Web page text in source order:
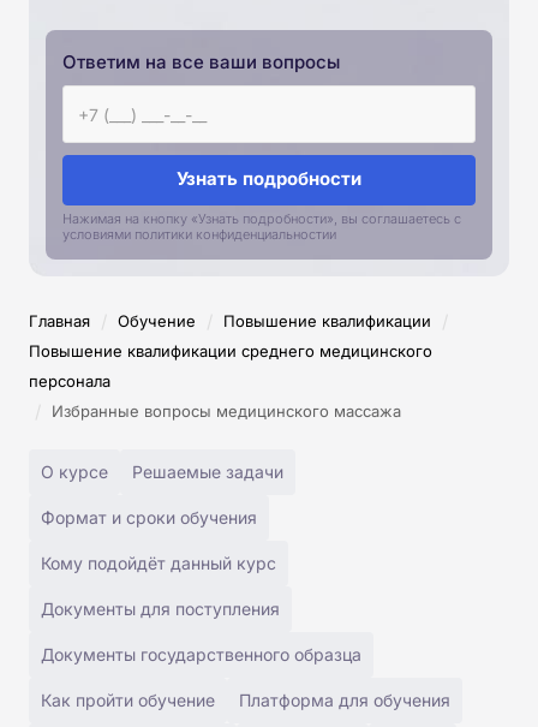
Ответим на все ваши вопросы
Узнать подробности
Нажимая на кнопку «Узнать подробности», вы соглашаетесь с
условиями политики конфиденциальностии
Главная / Обучение / Повышение квалификации /
Повышение квалификации среднего медицинского
персонала
/ Избранные вопросы медицинского массажа
О курсе Решаемые задачи
Формат и сроки обучения
Кому подойдёт данный курс
Документы для поступления
Документы государственного образца
Как пройти обучение Платформа для обучения